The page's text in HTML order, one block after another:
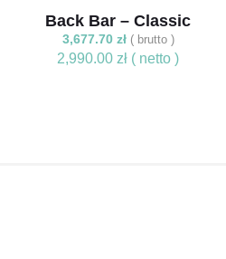
Back Bar – Classic
3,677.70 zł( brutto )
2,990.00 zł